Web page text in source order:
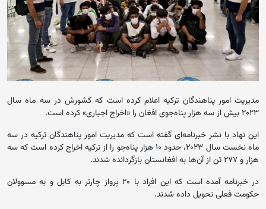
مدیریت امور پناهندگان ترکیه اعلام کرده است که کشورش در سه ماه سال
۲۰۲۳ بیش از سه هزار پناه‌جوی افغان را «اخراج اجباری» کرده است.
این نهاد با نشر خبرنامه‌ای گفته است که مدیریت امور پناهندگان ترکیه در سه
ماه نخست سال ۲۰۲۳، حدود ۱۰ هزار پناه‌جو را از ترکیه اخراج کرده است که سه
هزار و ۲۷۷ تن از آن‌ها به افغانستان بازگردانده شدند.
در خبرنامه آمده است که این افراد با ۲۰ پرواز چارتر به کابل و به مسوولان
حکومت فعلی تحویل داده شدند.